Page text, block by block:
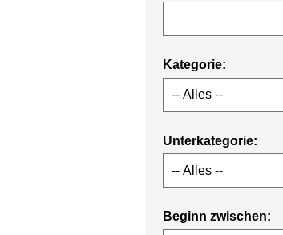
Kategorie:
Unterkategorie:
Beginn zwischen: